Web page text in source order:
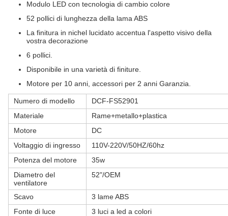
Modulo LED con tecnologia di cambio colore
52 pollici di lunghezza della lama ABS
La finitura in nichel lucidato accentua l'aspetto visivo della
vostra decorazione
6 pollici.
Disponibile in una varietà di finiture.
Motore per 10 anni, accessori per 2 anni Garanzia.
Numero di modello
DCF-FS52901
Materiale
Rame+metallo+plastica
Motore
DC
Voltaggio di ingresso
110V-220V/50HZ/60hz
Potenza del motore
35w
Diametro del
ventilatore
52"/OEM
Scavo
3 lame ABS
Fonte di luce
3 luci a led a colori